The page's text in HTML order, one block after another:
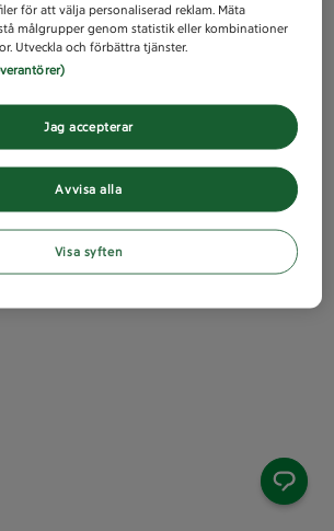
för att välja personaliserad reklam. Mäta
målgrupper genom statistik eller kombinationer
Utveckla och förbättra tjänster.
Avvisa alla
Jag accepterar
Visa syften